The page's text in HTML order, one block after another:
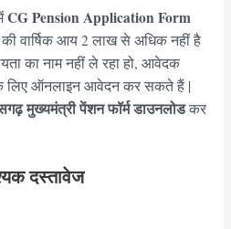
CG Pension Application Form
की वार्षिक आय 2 लाख से अधिक नहीं है
का नाम नहीं ले रहा हो, आवेदक
के लिए ऑनलाइन आवेदन कर सकते हैं |
मुख्यमंत्री पेंशन फॉर्मडाउनलोडकर
दस्तावेज